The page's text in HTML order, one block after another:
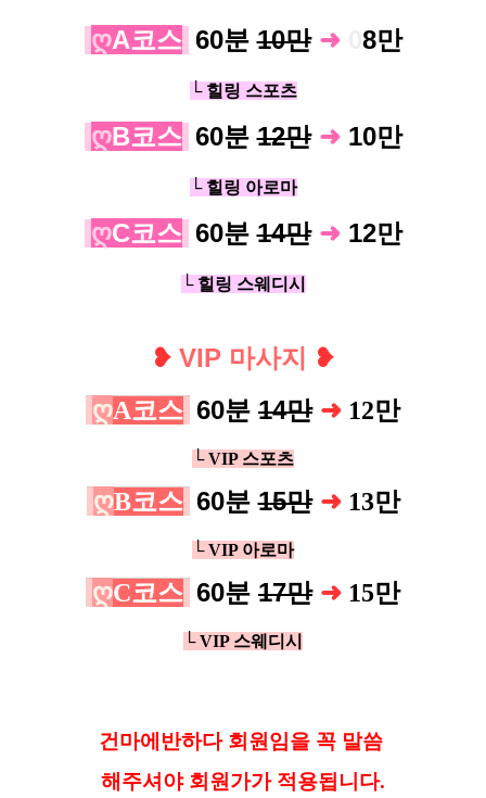
ღA코스 60분 10만 ➜ 8만
└ 힐링 스포츠
ღB코스 60분 12만 ➜ 10만
└ 힐링 아로마
ღC코스 60분 14만 ➜ 12만
└ 힐링 스웨디시
❥ VIP 마사지
❥
ღA코스 60분 14만 ➜ 12만
└ VIP 스포츠
ღB코스 60분 15만 ➜ 13만
└ VIP 아로마
ღC코스 60분 17만 ➜ 15만
└ VIP 스웨디시
건마에반하다 회원임을 꼭 말씀
해 주셔야 회원가가 적용됩니다.